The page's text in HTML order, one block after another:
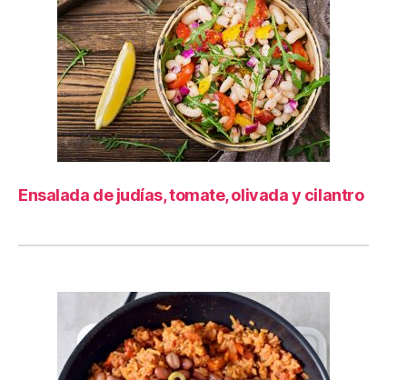
Ensalada de judías, tomate, olivada y cilantro